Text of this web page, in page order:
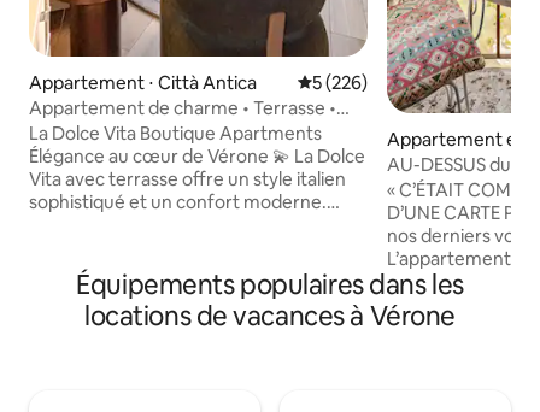
Appartement ⋅ Città Antica Évaluation moyenne sur la
5 (226)
Appartement de charme • Terrasse •
Ponte Pietra
La Dolce Vita Boutique Apartments
Élégance au cœur de Vérone 💫 La Dolce
Vita avec terrasse offre un style italien
sophistiqué et un confort moderne.
privilégié. * Repos premium : 2 chambres
avec surmatelas en mousse à mémoire
de forme de 5 cm (une avec balcon
Appartement en
⋅ Città Antica
AU-DESSUS du
romain de 2 000
« C’ÉTAIT
D’UNE CARTE
nos derniers
L’appartement
théâtre romain et
Pierre. Les
le regard du
Équipements populaires dans les
locations de vacances à Vérone